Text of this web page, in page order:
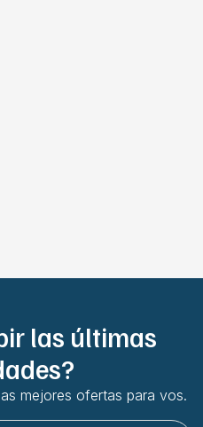
las últimas
mejores ofertas para vos.